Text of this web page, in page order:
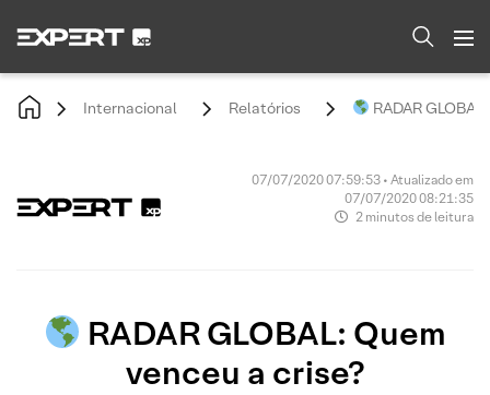
Internacional Relatórios RADAR
07/07/2020 07:59:53 • Atualizado em
07/07/2020 08:21:35
2 minutos de leitura
RADAR GLOBAL: Quem
venceu a crise?